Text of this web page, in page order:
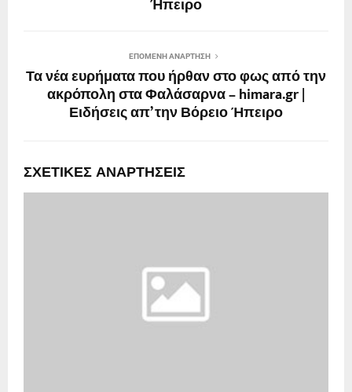
Ήπειρο
ΕΠΌΜΕΝΗ ΑΝΆΡΤΗΣΗ
Τα νέα ευρήματα που ήρθαν στο φως από την
ακρόπολη στα Φαλάσαρνα – himara.gr |
Ειδήσεις απ’ την Βόρειο Ήπειρο
ΣΧΕΤΙΚΈΣ ΑΝΑΡΤΉΣΕΙΣ